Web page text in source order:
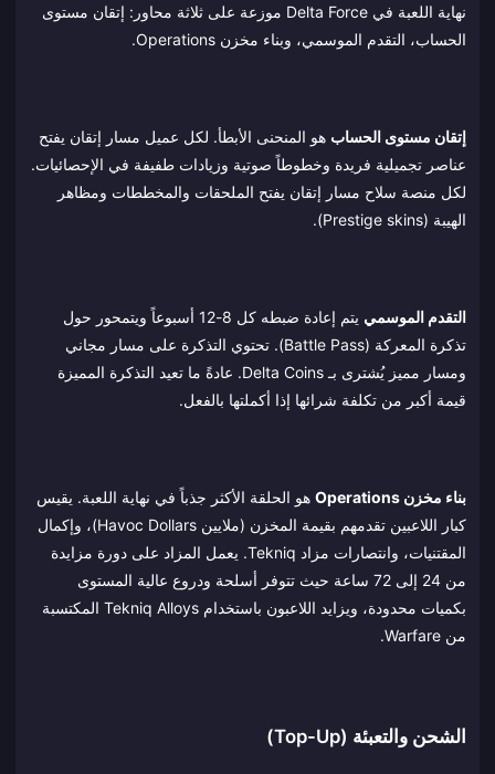
نهاية اللعبة في Delta Force موزعة على ثلاثة محاور: إتقان مستوى
الحساب، التقدم الموسمي، وبناء مخزن Operations.
إتقان مستوى الحساب هو المنحنى الأبطأ. لكل عميل مسار إتقان يفتح
عناصر تجميلية فريدة وخطوطاً صوتية وزيادات طفيفة في الإحصائيات.
لكل منصة سلاح مسار إتقان يفتح الملحقات والمخططات ومظاهر
الهيبة (Prestige skins).
التقدم الموسمي
يتم إعادة ضبطه كل 8-12 أسبوعاً ويتمحور حول
تذكرة المعركة (Battle Pass). تحتوي التذكرة على مسار مجاني
ومسار مميز يُشترى بـ Delta Coins. عادةً ما تعيد التذكرة المميزة
قيمة أكبر من تكلفة شرائها إذا أكملتها بالفعل.
بناء مخزن Operations
هو الحلقة الأكثر جذباً في نهاية اللعبة. يقيس
كبار اللاعبين تقدمهم بقيمة المخزن (ملايين Havoc Dollars)، وإكمال
المقتنيات، وانتصارات مزاد Tekniq. يعمل المزاد على دورة مزايدة
من 24 إلى 72 ساعة حيث تتوفر أسلحة ودروع عالية المستوى
بكميات محدودة، ويزايد اللاعبون باستخدام Tekniq Alloys المكتسبة
من Warfare.
الشحن والتعبئة (Top-Up)